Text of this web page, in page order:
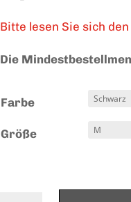
Bitte lesen Sie sich
Die
Farbe
Größe